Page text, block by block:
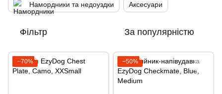
Намордники та недоуздки Аксесуари
Фільтр За популярністю
−70% −50%